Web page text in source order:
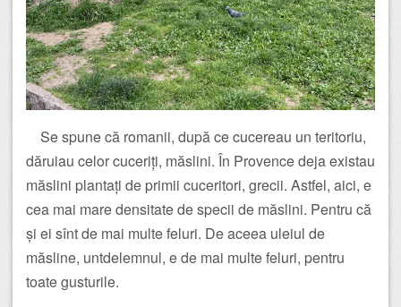
Se spune că romanii, după ce cucereau un teritoriu,
dăruiau celor cuceriți, măslini. În Provence deja existau
măslini plantați de primii cuceritori, grecii. Astfel, aici, e
cea mai mare densitate de specii de măslini. Pentru că
și ei sînt de mai multe feluri. De aceea uleiul de
măsline, untdelemnul, e de mai multe feluri, pentru
toate gusturile.